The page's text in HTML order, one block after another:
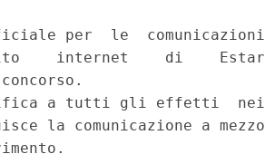
per  le  comunicazioni
internet    di    Estar
a tutti gli effetti  nei
la comunicazione a mezzo